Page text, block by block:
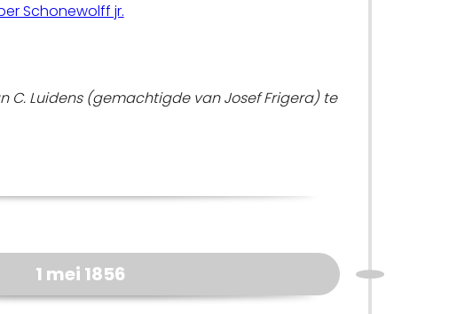
Schonewolff jr.
C. Luidens (gemachtigde van Josef Frigera) te
1 mei 1856